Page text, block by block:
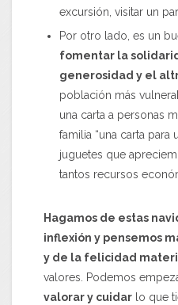
excursión, visitar un
Por otro lado, es un
fomentar la
generosidad y el
población más
una carta a personas
familia “una carta para
juguetes que
tantos recursos
Hagamos de estas
inflexión y pensemos
y de la felicidad
valores. Podemos
valorar y cuidar lo que